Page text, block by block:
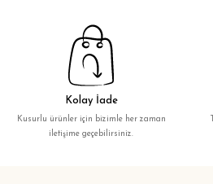
Kolay İade
Kusurlu ürünler için bizimle her zaman
iletişime geçebilirsiniz.